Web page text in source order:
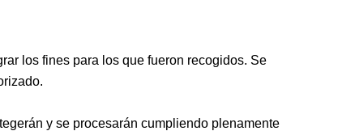
los fines para los que fueron recogidos. Se
y se procesarán cumpliendo plenamente